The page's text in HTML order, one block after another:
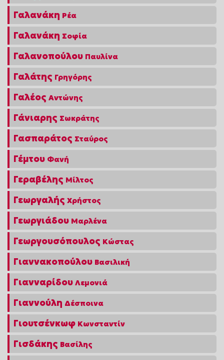
Γαλανάκη Ρέα
Γαλανάκη Σοφία
Γαλανοπούλου Παυλίνα
Γαλάτης Γρηγόρης
Γαλέος Αντώνης
Γάνιαρης Σωκράτης
Γασπαράτος Σταύρος
Γέμτου Φανή
Γεραβέλης Μίλτος
Γεωργαλής Χρήστος
Γεωργιάδου Μαρλένα
Γεωργουσόπουλος Κώστας
Γιαννακοπούλου Βασιλική
Γιανναρίδου Λεμονιά
Γιαννούλη Δέσποινα
Γιουτσένκωφ Κωνσταντίν
Γισδάκης Βασίλης